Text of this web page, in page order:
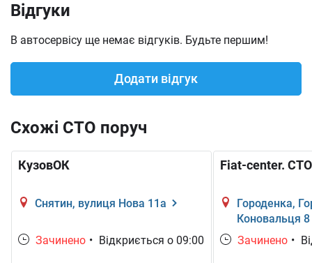
Відгуки
В автосервісу ще немає відгуків. Будьте першим!
Додати відгук
Схожі СТО поруч
КузовОК
Снятин, вулиця Нова 11а
Зачинено • Відкриється о 09:00
Fiat-center. СТО
Городенка,
Коновальця 8
Зачинено •